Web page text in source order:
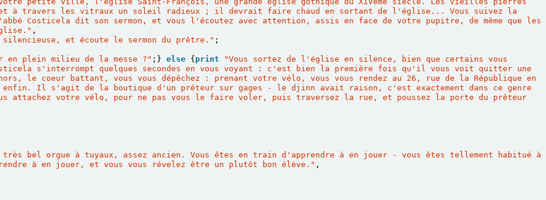
et à travers les vitraux un soleil radieux ; il devrait faire chaud en sortant de l'église... Vous suivez la
Costicela dit son sermon, et vous l'écoutez avec attention, assis en face de votre pupitre, de même que les
,
et écoute le sermon du prêtre." ;
en plein milieu de la messe ?" ;} else { print
"Vous sortez de l'église en silence, bien que certains vous
s'interrompt quelques secondes en vous voyant : c'est bien la première fois qu'il vous voit quitter une
le coeur battant, vous vous dépêchez : prenant votre vélo, vous vous rendez au 26, rue de la République en
enfin. Il s'agit de la boutique d'un prêteur sur gages - le djinn avait raison, c'est exactement dans ce genre
attachez votre vélo, pour ne pas vous le faire voler, puis traversez la rue, et poussez la porte du prêteur
bel orgue à tuyaux, assez ancien. Vous êtes en train d'apprendre à en jouer - vous êtes tellement habitué à
à en jouer, et vous vous révelez être un plutôt bon élève." ,